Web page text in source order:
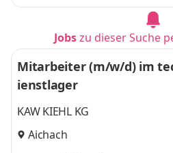
Jobszu dieser Suche
Mitarbeiter (m/w/d) im
ienstlager
KAW KIEHL KG
Aichach